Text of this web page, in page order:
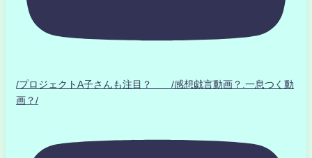
/プロジェクトA子さんも注目？ /感想戯言動画？.一息つく動
画？/